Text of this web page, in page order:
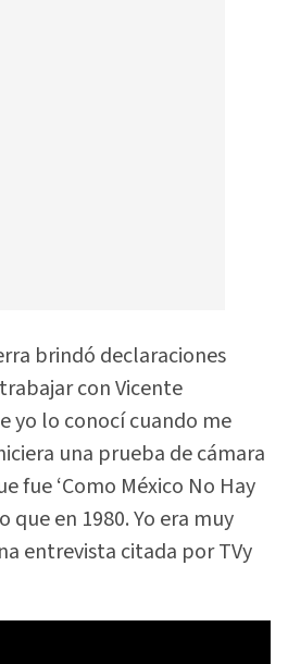
brindó declaraciones
con Vicente
yo lo conocí cuando me
una prueba de cámara
fue ‘Como México No Hay
que en 1980. Yo era muy
entrevista citada por TVy